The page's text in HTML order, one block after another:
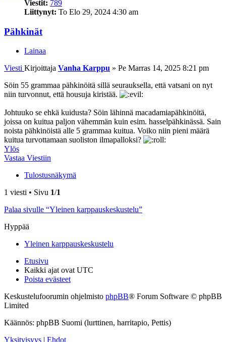
Viestit: 789
Liittynyt: To Elo 29, 2024 4:30 am
Pähkinät
Lainaa
Viesti Kirjoittaja Vanha Karppu » Pe Marras 14, 2025 8:21 pm
Söin 55 grammaa pähkinöitä sillä seurauksella, että vatsani on nyt
niin turvonnut, että housuja kiristää.
Johtuuko se ehkä kuidusta? Söin lähinnä macadamiapähkinöitä,
joissa on kuitua paljon vähemmän kuin esim. hasselpähkinässä. Sain
noista pähkinöistä alle 5 grammaa kuitua. Voiko niin pieni määrä
kuitua turvottamaan suoliston ilmapalloksi?
Ylös
Vastaa Viestiin
Tulostusnäkymä
1 viesti • Sivu 1/1
Palaa sivulle “Yleinen karppauskeskustelu”
Hyppää
Yleinen karppauskeskustelu
Etusivu
Kaikki ajat ovat UTC
Poista evästeet
Keskustelufoorumin ohjelmisto phpBB® Forum Software © phpBB
Limited
Käännös: phpBB Suomi (lurttinen, harritapio, Pettis)
Yksityisyys | Ehdot